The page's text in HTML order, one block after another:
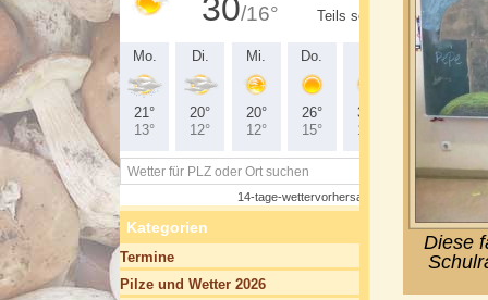
Diese
Kategorien
Termine
Pilze und Wetter 2026